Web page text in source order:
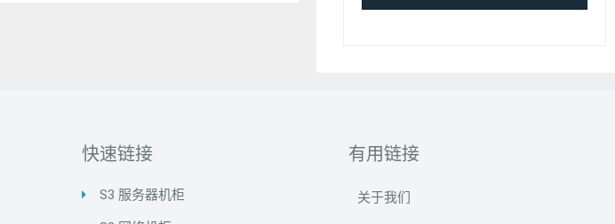
快速链接
S3 服务器机柜
有用链接
关于我们